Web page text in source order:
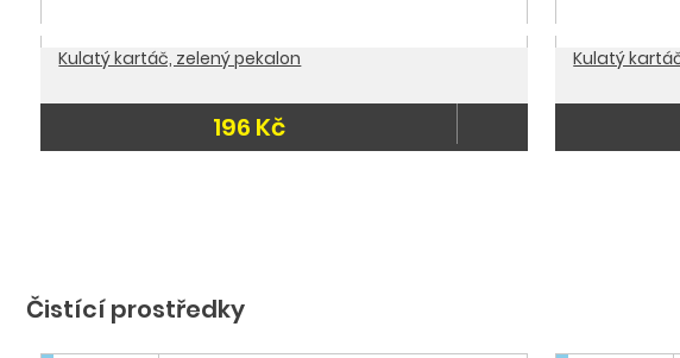
Kulatý kartáč, zelený pekalon
196 Kč
Kulatý
Čistící prostředky